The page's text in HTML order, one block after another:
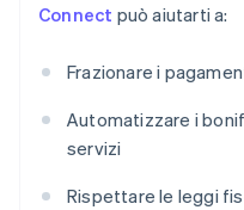
Connect può aiutarti a:
Frazionare i
Automatizzare i
servizi
Rispettare le leggi